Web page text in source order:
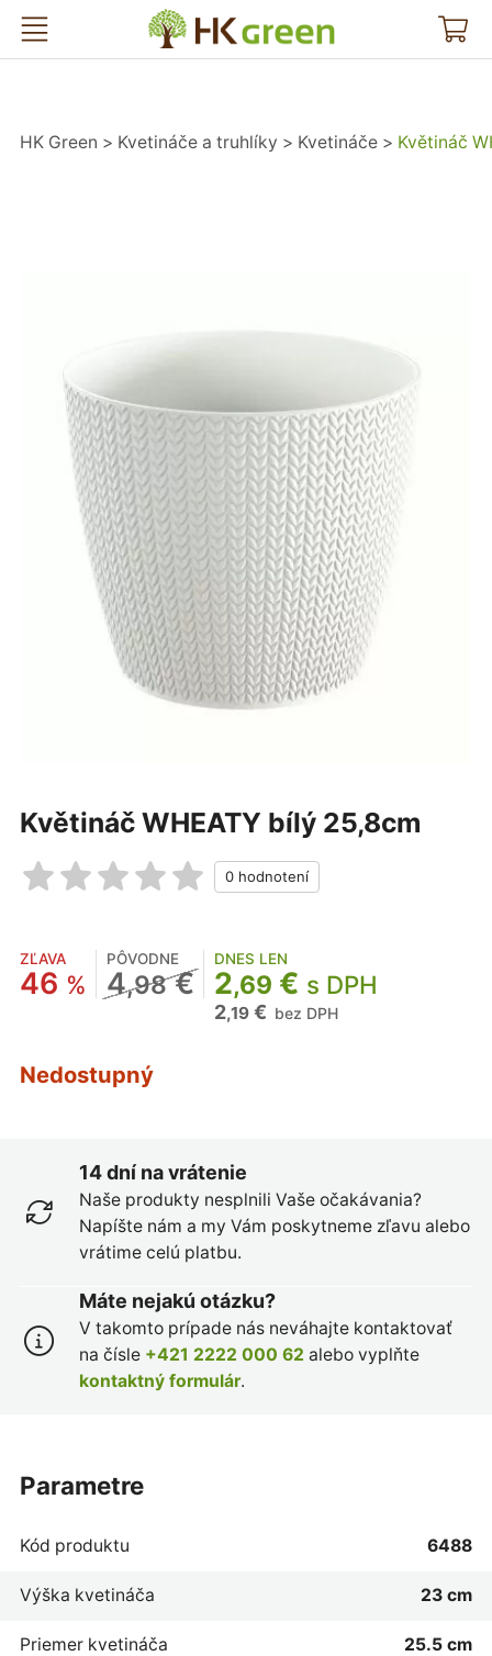
HK Green
HK Green Kvetináče a truhlíky Kvetináče Květináč
Květináč WHEATY bílý 25,8cm
ZĽAVA
46 %
PÔVODNE
4,98€
DNES LEN
2,69 € s DPH
2,19€ bez DPH
Nedostupný
14 dní na vrátenie
Naše produkty nesplnili Vaše očakávania?
Napíšte nám a my Vám poskytneme zľavu alebo
vrátime celú platbu.
Máte nejakú otázku?
V takomto prípade nás neváhajte kontaktovať
na čísle +421 2222 000 62 alebo vyplňte
kontaktný formulár.
parametre
Kód produktu 6488
Výška kvetináča 23 cm
Priemer kvetináča 25.5 cm